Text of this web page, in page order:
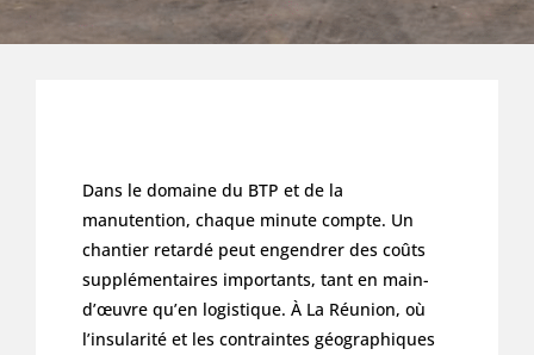
Dans le domaine du BTP et de la
manutention, chaque minute compte. Un
chantier retardé peut engendrer des coûts
supplémentaires importants, tant en main-
d’œuvre qu’en logistique. À La Réunion, où
l’insularité et les contraintes géographiques